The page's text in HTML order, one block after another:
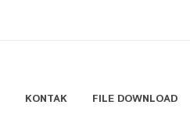
KONTAK FILE DOWNLOAD